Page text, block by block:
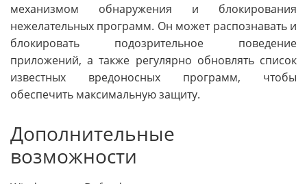
механизмом обнаружения и блокирования
нежелательных программ. Он может распознавать и
блокировать подозрительное поведение
приложений, а также регулярно обновлять список
известных вредоносных программ, чтобы
обеспечить максимальную защиту.
Дополнительные
возможности